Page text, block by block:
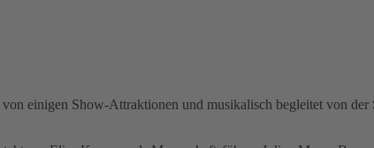
einigen Show-Attraktionen und musikalisch begleitet von